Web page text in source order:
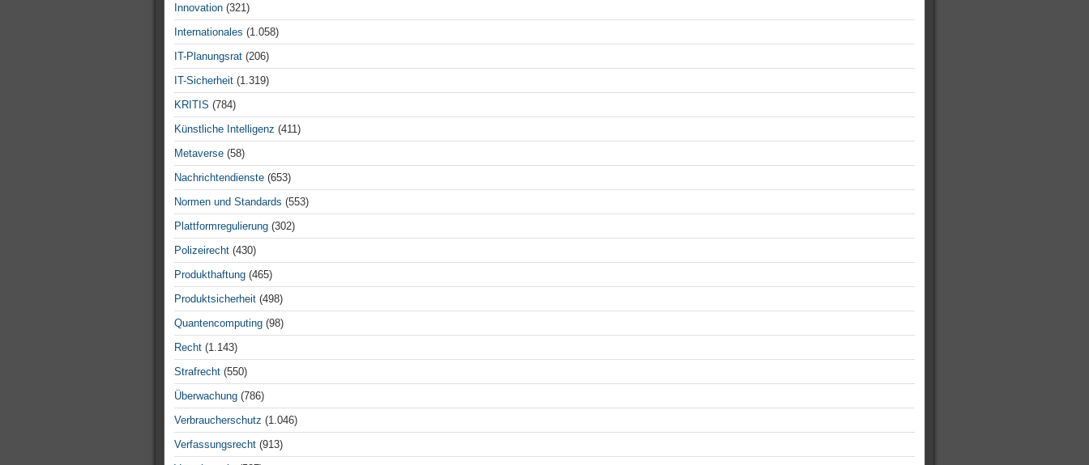
Innovation (321)
Internationales (1.058)
IT-Planungsrat (206)
IT-Sicherheit (1.319)
KRITIS (784)
Künstliche Intelligenz (411)
Metaverse (58)
Nachrichtendienste (653)
Normen und Standards (553)
Plattformregulierung (302)
Polizeirecht (430)
Produkthaftung (465)
Produktsicherheit (498)
Quantencomputing (98)
Recht (1.143)
Strafrecht (550)
Überwachung (786)
Verbraucherschutz (1.046)
Verfassungsrecht (913)